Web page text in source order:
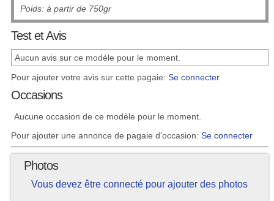
Poids: à partir de 750gr
Test et Avis
Aucun avis sur ce modèle pour le moment.
Pour ajouter votre avis sur cette pagaie: Se connecter
Occasions
Aucune occasion de ce modèle pour le moment.
Pour ajouter une annonce de pagaie d'occasion: Se connecter
Photos
Vous devez être connecté pour ajouter des photos